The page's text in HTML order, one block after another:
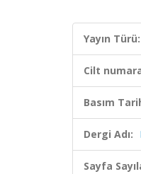
Yayın Türü:
Cilt
Basım
Dergi Adı:
Sayfa